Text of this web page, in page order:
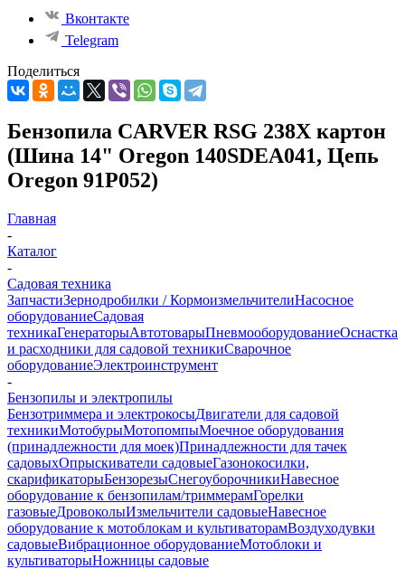
Вконтакте
Telegram
Поделиться
Бензопила CARVER RSG 238Х картон
(Шина 14" Oregon 140SDEA041, Цепь
Oregon 91P052)
Главная
-
Каталог
-
Садовая техника
ЗапчастиЗернодробилки / КормоизмельчителиНасосное
оборудованиеСадовая
техникаГенераторыАвтотоварыПневмооборудованиеОснастка
и расходники для садовой техникиСварочное
оборудованиеЭлектроинструмент
-
Бензопилы и электропилы
Бензотриммера и электрокосыДвигатели для садовой
техникиМотобурыМотопомпыМоечное оборудования
(принадлежности для моек)Принадлежности для тачек
садовыхОпрыскиватели садовыеГазонокосилки,
скарификаторыБензорезыСнегоуборочникиНавесное
оборудование к бензопилам/триммерамГорелки
газовыеДровоколыИзмельчители садовыеНавесное
оборудование к мотоблокам и культиваторамВоздуходувки
садовыеВибрационное оборудованиеМотоблоки и
культиваторыНожницы садовые